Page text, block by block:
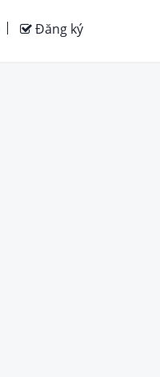
Đăng ký